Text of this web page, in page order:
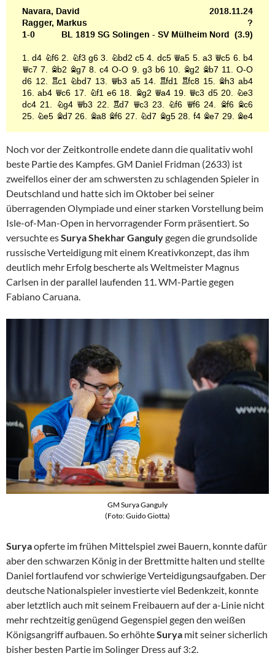
Noch vor der Zeitkontrolle endete dann die qualitativ wohl
beste Partie des Kampfes. GM Daniel Fridman (2633) ist
zweifellos einer der am schwersten zu schlagenden Spieler in
Deutschland und hatte sich im Oktober bei seiner
überragenden Olympiade und einer starken Vorstellung beim
Isle-of-Man-Open in hervorragender Form präsentiert. So
versuchte esSurya Shekhar Gangulygegen die grundsolide
russische Verteidigung mit einem Kreativkonzept, das ihm
deutlich mehr Erfolg bescherte als Weltmeister Magnus
Carlsen in der parallel laufenden 11. WM-Partie gegen
Fabiano Caruana.
GM Surya Ganguly
(Foto: Guido Giotta)
Suryaopferte im frühen Mittelspiel zwei Bauern, konnte dafür
aber den schwarzen König in der Brettmitte halten und stellte
Daniel fortlaufend vor schwierige Verteidigungsaufgaben. Der
deutsche Nationalspieler investierte viel Bedenkzeit, konnte
aber letztlich auch mit seinem Freibauern auf der a-Linie nicht
mehr rechtzeitig genügend Gegenspiel gegen den weißen
Königsangriff aufbauen. So erhöhteSurya mit seiner sicherlich
bisher besten Partie im Solinger Dress auf 3:2.